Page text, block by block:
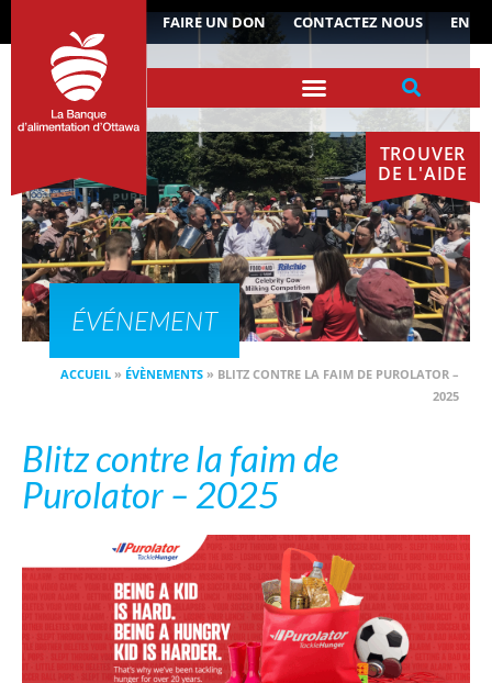
FAIRE UN DON CONTACTEZ NOUS EN
TROUVER
DE L'AIDE
ÉVÉNEMENT
ACCUEIL » ÉVÈNEMENTS » BLITZ CONTRE LA FAIM DE PUROLATOR –
2025
Blitz contre la faim de
Purolator – 2025